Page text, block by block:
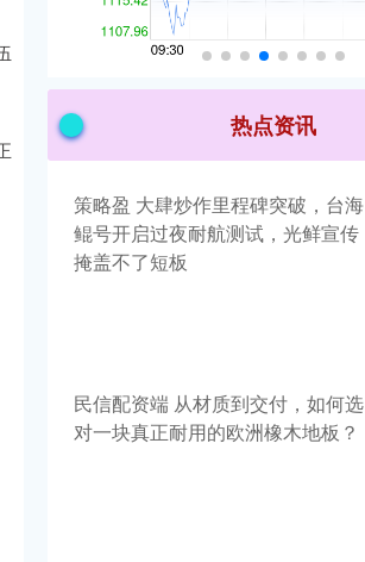
热点资讯
策略盈 大肆炒作里程碑突破，台海
鲲号开启过夜耐航测试，光鲜宣传
掩盖不了短板
民信配资端 从材质到交付，如何选
对一块真正耐用的欧洲橡木地板？